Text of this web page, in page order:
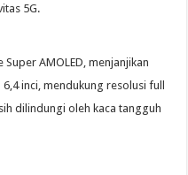
5G.
AMOLED, menjanjikan
inci, mendukung resolusi full
dilindungi oleh kaca tangguh